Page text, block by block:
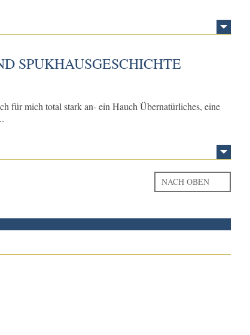
SPUKHAUSGESCHICHTE
für mich total stark an- ein Hauch Übernatürliches, eine
NACH OBEN